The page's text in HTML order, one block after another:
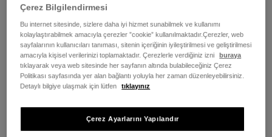
Çerez Bilgilendirmesi
Bu internet sitesinde, sizlere daha iyi hizmet sunabilmek ve kullanımı
kolaylaştırabilmek amacıyla çerezler ”cookie” kullanılmaktadır.Çerezler, web
sayfalarının kullanıcıları tanıması, sitenin içeriğinin iyileştirilmesi ve geliştirilmesi
amacıyla kişisel verilerinizi toplamaktadır. Çerezlerle verdiğiniz izni
buraya
tıklayarak veya web sitesinde her sayfanın altında bulabileceğiniz Çerez
Politikası sayfasında yer alan bağlantı yoluyla her zaman düzenleyebilirsiniz.
Detaylı bilgiye ulaşmak için lütfen
tıklayınız
Çerez Ayarlarını Yapılandır